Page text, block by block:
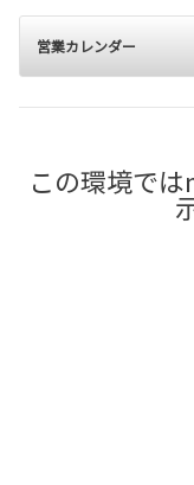
営業カレンダー
この環境で